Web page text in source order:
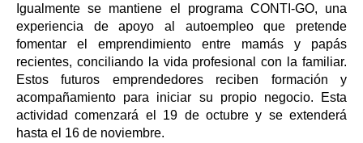
Igualmente se mantiene el programa CONTI-GO, una
experiencia de apoyo al autoempleo que pretende
fomentar el emprendimiento entre mamás y papás
recientes, conciliando la vida profesional con la familiar.
Estos futuros emprendedores reciben formación y
acompañamiento para iniciar su propio negocio. Esta
actividad comenzará el 19 de octubre y se extenderá
hasta el 16 de noviembre.